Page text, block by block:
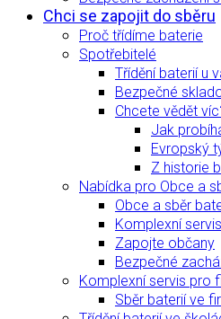
Chci se zapojit do sběru
Proč třídíme baterie
Spotřebitelé
Třídění baterií u
Bezpečné
Chcete vědět
Jak
Evropský
Z historie
Nabídka pro Obce a
Obce a sběr
Komplexní
Zapojte občany
Bezpečné
Komplexní servis pro
Sběr baterií ve